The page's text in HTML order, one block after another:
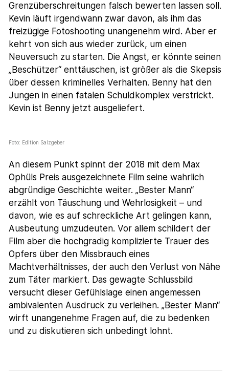
Grenzüberschreitungen falsch bewerten lassen soll.
Kevin läuft irgendwann zwar davon, als ihm das
freizügige Fotoshooting unangenehm wird. Aber er
kehrt von sich aus wieder zurück, um einen
Neuversuch zu starten. Die Angst, er könnte seinen
„Beschützer“ enttäuschen, ist größer als die Skepsis
über dessen kriminelles Verhalten. Benny hat den
Jungen in einen fatalen Schuldkomplex verstrickt.
Kevin ist Benny jetzt ausgeliefert.
Foto: Edition Salzgeber
An diesem Punkt spinnt der 2018 mit dem Max
Ophüls Preis ausgezeichnete Film seine wahrlich
abgründige Geschichte weiter. „Bester Mann“
erzählt von Täuschung und Wehrlosigkeit – und
davon, wie es auf schreckliche Art gelingen kann,
Ausbeutung umzudeuten. Vor allem schildert der
Film aber die hochgradig komplizierte Trauer des
Opfers über den Missbrauch eines
Machtverhältnisses, der auch den Verlust von Nähe
zum Täter markiert. Das gewagte Schlussbild
versucht dieser Gefühlslage einen angemessen
ambivalenten Ausdruck zu verleihen. „Bester Mann“
wirft unangenehme Fragen auf, die zu bedenken
und zu diskutieren sich unbedingt lohnt.